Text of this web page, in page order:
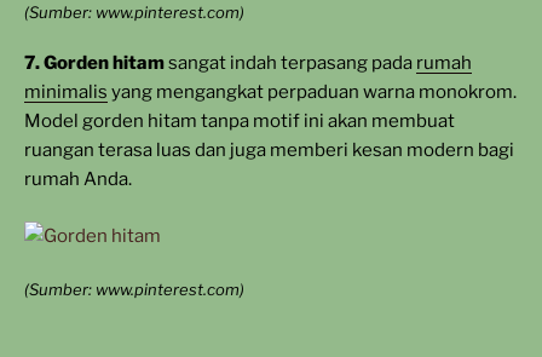
(Sumber: www.pinterest.com)
7. Gorden hitamsangat indah terpasang pada rumah
minimalis yang mengangkat perpaduan warna monokrom.
Model gorden hitam tanpa motif ini akan membuat
ruangan terasa luas dan juga memberi kesan modern bagi
rumah Anda.
(Sumber: www.pinterest.com)